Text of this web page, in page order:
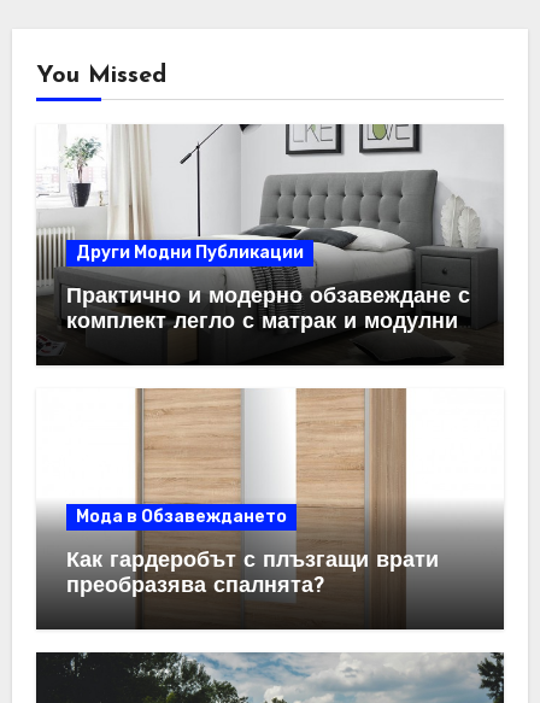
You Missed
Други Модни Публикации
Практично и модерно обзавеждане с
комплект легло с матрак и модулни
Мода в Обзавеждането
Как гардеробът с плъзгащи врати
преобразява спалнята?